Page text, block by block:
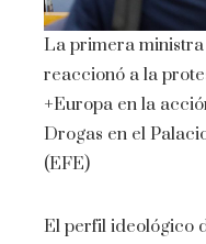
La primera
reaccionó a la
+Europa en la
Drogas en el
(EFE)
El perfil ideológico